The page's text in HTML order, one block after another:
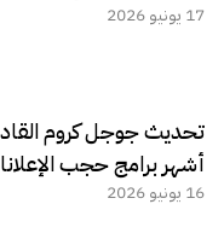
17 يونيو 2026
تحديث جوجل كروم
أشهر برامج حجب
16 يونيو 2026